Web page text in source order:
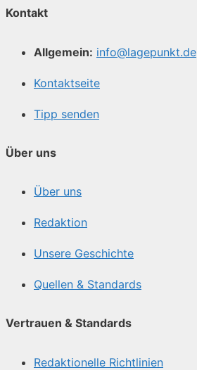
Kontakt
Allgemein: info@lagepunkt.de
Kontaktseite
Tipp senden
Über uns
Über uns
Redaktion
Unsere Geschichte
Quellen & Standards
Vertrauen & Standards
Redaktionelle Richtlinien